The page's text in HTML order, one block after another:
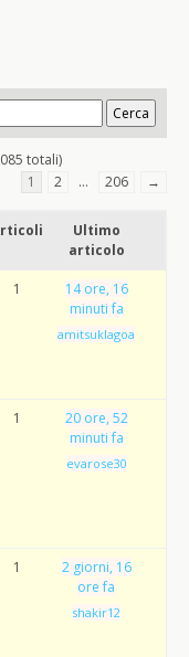
totali)
1
2 … 206 →
Ultimo
articolo
1
14 ore, 16
minuti fa
amitsuklagoa
1
20 ore, 52
minuti fa
evarose30
1
2 giorni, 16
ore fa
shakir12